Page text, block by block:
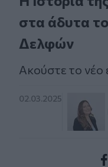
στα άδυτα
Δελφών
Ακούστε το νέο
02.03.2025